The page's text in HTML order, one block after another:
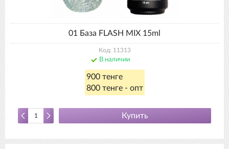
01 База FLASH MIX 15ml
Код: 11313
В наличии
900 тенге
800 тенге - опт
Купить